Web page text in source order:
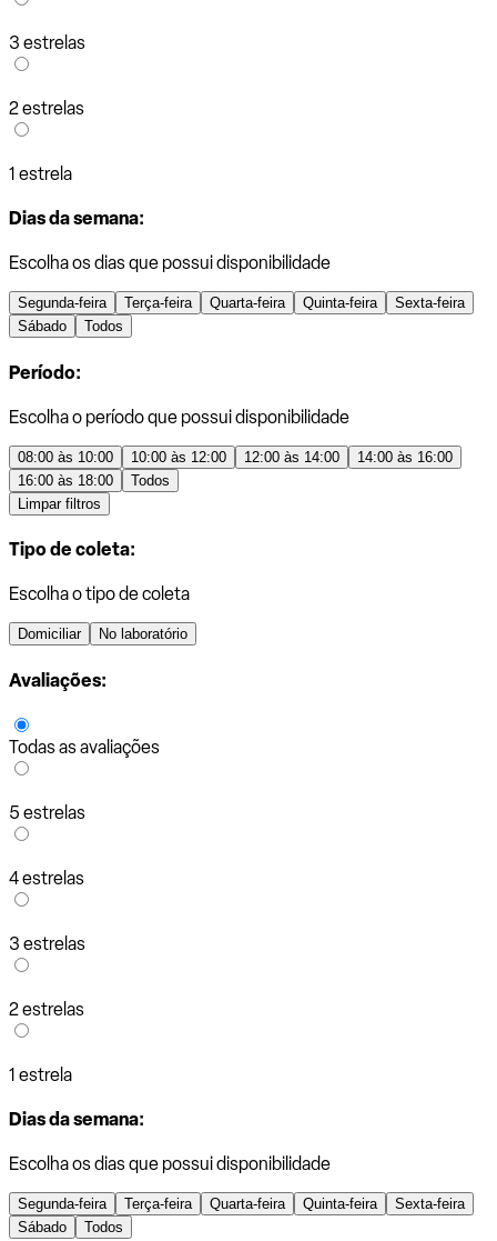
3 estrelas
2 estrelas
1 estrela
Dias da semana:
Escolha os dias que possui disponibilidade
Segunda-feira Terça-feira Quarta-feira Quinta-feira
Sexta-feira
Sábado
Todos
Período:
Escolha o período que possui disponibilidade
08:00 às 10:00 10:00 às 12:00 12:00 às 14:00
14:00 às 16:00
16:00 às 18:00
Todos
Limpar filtros
Tipo de coleta:
Escolha o tipo de coleta
Domiciliar No laboratório
Avaliações:
Todas as avaliações
5 estrelas
4 estrelas
3 estrelas
2 estrelas
1 estrela
Dias da semana:
Escolha os dias que possui disponibilidade
Segunda-feira Terça-feira Quarta-feira Quinta-feira
Sexta-feira
Sábado
Todos